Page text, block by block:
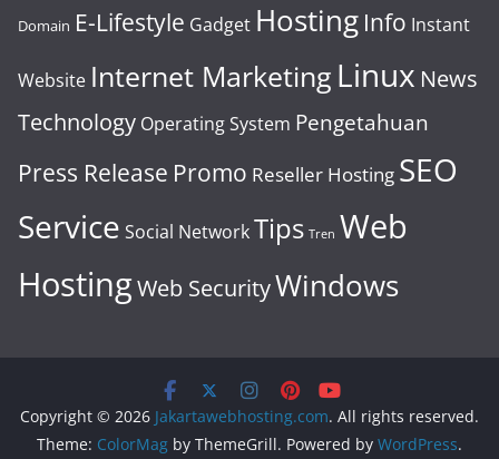
Domain E-Lifestyle Gadget Hosting Info Instant
Website Internet Marketing Linux News
Technology Operating System Pengetahuan
Press Release Promo Reseller Hosting SEO
Service Social NetworkTips Tren Web
HostingWeb SecurityWindows
Copyright © 2026 Jakartawebhosting.com. All rights reserved.
Theme: ColorMag by ThemeGrill. Powered by WordPress.